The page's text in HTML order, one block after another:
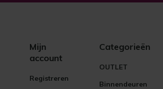
Mijn
account
Registreren
Categorieën
OUTLET
Binnendeuren